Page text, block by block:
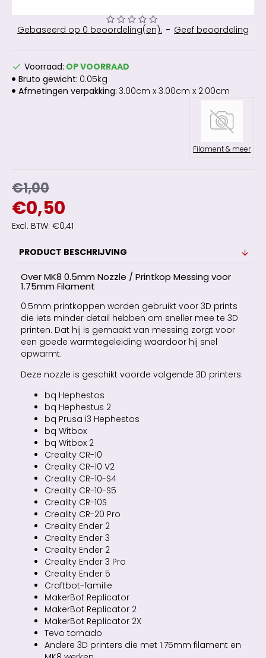
Gebaseerd op 0 beoordeling(en). - Geef beoordeling
€0,50
€1,00
Excl. BTW: €0,41
Voorraad: OP VOORRAAD
Bruto gewicht: 0.05kg
Afmetingen verpakking: 3.00cm x 3.00cm x 2.00cm
Filament & meer
PRODUCT BESCHRIJVING
Over MK8 0.5mm Nozzle / Printkop Messing voor
1.75mm Filament
0.5mm printkoppen worden gebruikt voor 3D prints
die iets minder detail hebben om sneller mee te 3D
printen. Dat hij is gemaakt van messing zorgt voor
een goede warmtegeleiding waardoor hij snel
opwarmt.
Deze nozzle is geschikt voorde volgende 3D printers:
bq Hephestos
bq Hephestus 2
bq Prusa i3 Hephestos
bq Witbox
bq Witbox 2
Creality CR-10
Creality CR-10 V2
Creality CR-10-S4
Creality CR-10-S5
Creality CR-10S
Creality CR-20 Pro
Creality Ender 2
Creality Ender 3
Creality Ender 2
Creality Ender 3 Pro
Creality Ender 5
Craftbot-familie
MakerBot Replicator
MakerBot Replicator 2
MakerBot Replicator 2X
Tevo tornado
Andere 3D printers die met 1.75mm filament en